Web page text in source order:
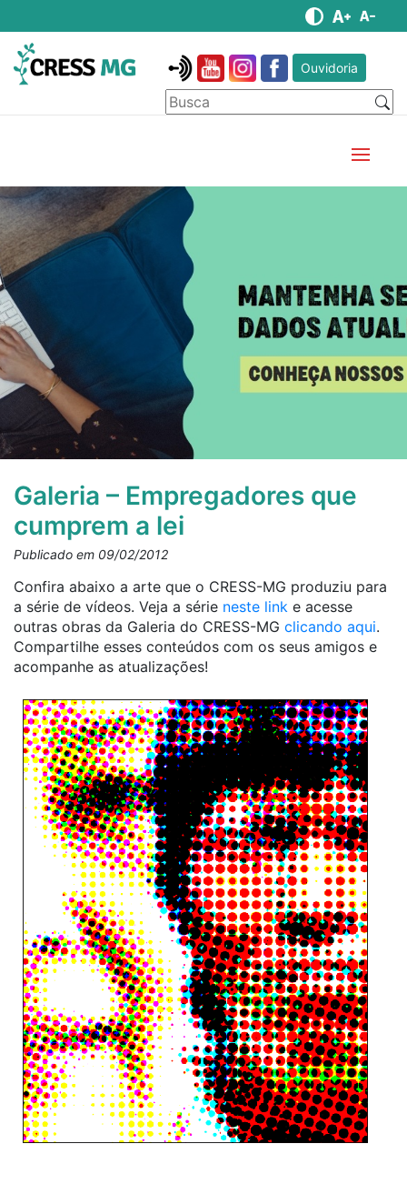
Ouvidoria
Galeria – Empregadores que
cumprem a lei
Publicado em 09/02/2012
Confira abaixo a arte que o CRESS-MG produziu para
a série de vídeos. Veja a série neste link e acesse
outras obras da Galeria do CRESS-MG clicando aqui.
Compartilhe esses conteúdos com os seus amigos e
acompanhe as atualizações!